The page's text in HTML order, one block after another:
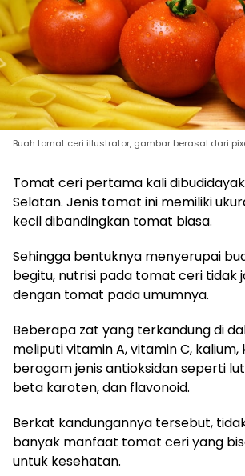
Buah tomat ceri illustrator, gambar berasal dari
Tomat ceri pertama kali
Selatan. Jenis tomat ini memiliki
kecil dibandingkan tomat biasa.
Sehingga bentuknya menyerupai
begitu, nutrisi pada tomat ceri tidak
dengan tomat pada umumnya.
Beberapa zat yang terkandung di
meliputi vitamin A, vitamin C, kalium,
beragam jenis antioksidan seperti
beta karoten, dan flavonoid.
Berkat kandungannya tersebut,
banyak manfaat tomat ceri yang
untuk kesehatan.